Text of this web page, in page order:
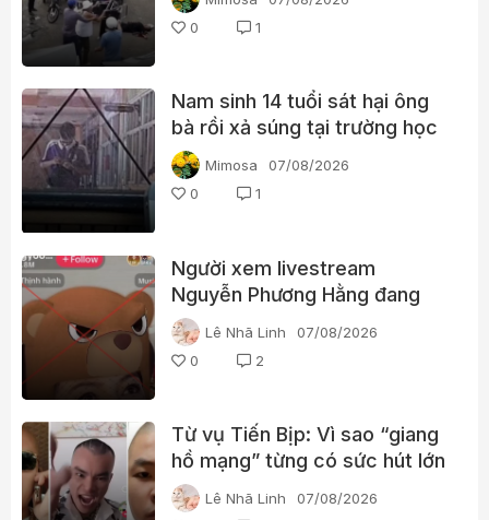
0
1
Nam sinh 14 tuổi sát hại ông
bà rồi xả súng tại trường học
Thái Lan
Mimosa
07/08/2026
0
1
Người xem livestream
Nguyễn Phương Hằng đang
tìm kiếm điều gì?
Lê Nhã Linh
07/08/2026
0
2
Từ vụ Tiến Bịp: Vì sao “giang
hồ mạng” từng có sức hút lớn
với người xem?
Lê Nhã Linh
07/08/2026